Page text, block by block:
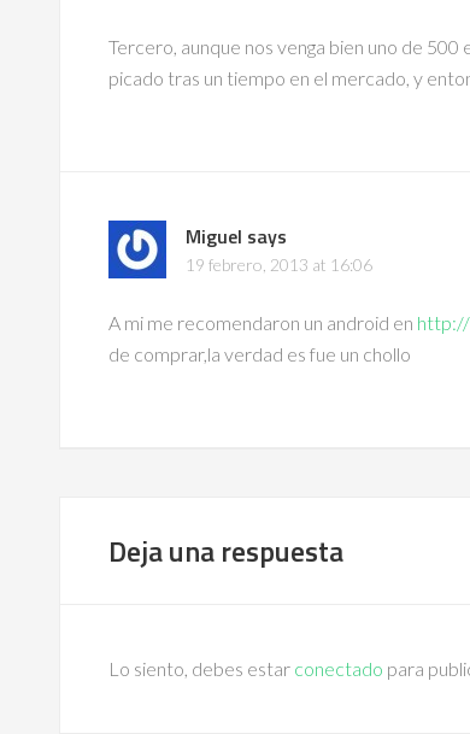
Tercero, aunque nos venga bien uno de
picado tras un tiempo en el mercado, y
Miguel says
19 febrero, 2013 at 16:06
A mi me recomendaron un android en
de comprar,la verdad es fue un chollo
Deja una respuesta
Lo siento, debes estar conectado para